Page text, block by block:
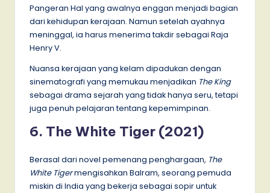
Pangeran Hal yang awalnya enggan menjadi bagian
dari kehidupan kerajaan. Namun setelah ayahnya
meninggal, ia harus menerima takdir sebagai Raja
Henry V.
Nuansa kerajaan yang kelam dipadukan dengan
sinematografi yang memukau menjadikan The King
sebagai drama sejarah yang tidak hanya seru, tetapi
juga penuh pelajaran tentang kepemimpinan.
6. The White Tiger (2021)
Berasal dari novel pemenang penghargaan, The
White Tigermengisahkan Balram, seorang pemuda
miskin di India yang bekerja sebagai sopir untuk